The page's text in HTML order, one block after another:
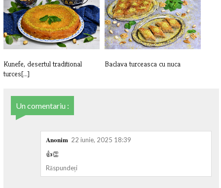
Kunefe, desertul traditional
turces[...]
Baclava turceasca cu nuca
Un comentariu :
Anonim 22 iunie, 2025 18:39
👍👏
Răspundeți